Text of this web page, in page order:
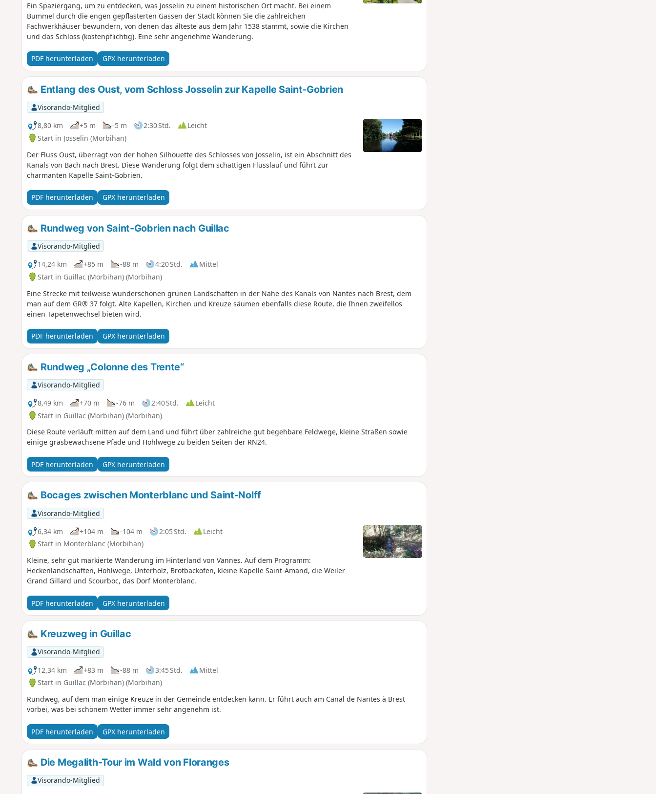
Ein Spaziergang, um zu entdecken, was Josselin zu einem historischen Ort macht. Bei einem
Bummel durch die engen gepflasterten Gassen der Stadt können Sie die zahlreichen
Fachwerkhäuser bewundern, von denen das älteste aus dem Jahr 1538 stammt, sowie die Kirchen
und das Schloss (kostenpflichtig). Eine sehr angenehme Wanderung.
PDF herunterladen GPX herunterladen
Entlang des Oust, vom Schloss Josselin zur Kapelle Saint-Gobrien
Visorando-Mitglied
8,80 km
+5 m -5 m 2:30 Std.
Leicht
Start in Josselin (Morbihan)
Der Fluss Oust, überragt von der hohen Silhouette des Schlosses von Josselin, ist ein Abschnitt des
Kanals von Bach nach Brest. Diese Wanderung folgt dem schattigen Flusslauf und führt zur
charmanten Kapelle Saint-Gobrien.
PDF herunterladen GPX herunterladen
Rundweg von Saint-Gobrien nach Guillac
Visorando-Mitglied
14,24 km
+85 m -88 m 4:20 Std.
Mittel
Start in Guillac (Morbihan) (Morbihan)
Eine Strecke mit teilweise wunderschönen grünen Landschaften in der Nähe des Kanals von Nantes nach Brest, dem
man auf dem GR® 37 folgt. Alte Kapellen, Kirchen und Kreuze säumen ebenfalls diese Route, die Ihnen zweifellos
einen Tapetenwechsel bieten wird.
PDF herunterladen GPX herunterladen
Rundweg „Colonne des Trente“
Visorando-Mitglied
8,49 km
+70 m -76 m 2:40 Std.
Leicht
Start in Guillac (Morbihan) (Morbihan)
Diese Route verläuft mitten auf dem Land und führt über zahlreiche gut begehbare Feldwege, kleine Straßen sowie
einige grasbewachsene Pfade und Hohlwege zu beiden Seiten der RN24.
PDF herunterladen GPX herunterladen
Bocages zwischen Monterblanc und Saint-Nolff
Visorando-Mitglied
6,34 km
+104 m -104 m 2:05 Std.
Leicht
Start in Monterblanc (Morbihan)
Kleine, sehr gut markierte Wanderung im Hinterland von Vannes. Auf dem Programm:
Heckenlandschaften, Hohlwege, Unterholz, Brotbackofen, kleine Kapelle Saint-Amand, die Weiler
Grand Gillard und Scourboc, das Dorf Monterblanc.
PDF herunterladen GPX herunterladen
Kreuzweg in Guillac
Visorando-Mitglied
12,34 km
+83 m -88 m 3:45 Std.
Mittel
Start in Guillac (Morbihan) (Morbihan)
Rundweg, auf dem man einige Kreuze in der Gemeinde entdecken kann. Er führt auch am Canal de Nantes à Brest
vorbei, was bei schönem Wetter immer sehr angenehm ist.
PDF herunterladen GPX herunterladen
Die Megalith-Tour im Wald von Floranges
Visorando-Mitglied